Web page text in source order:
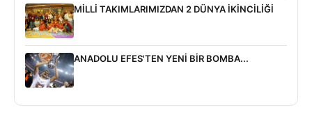
MİLLİ TAKIMLARIMIZDAN 2 DÜNYA İKİNCİLİĞİ
ANADOLU EFES'TEN YENİ BİR BOMBA...